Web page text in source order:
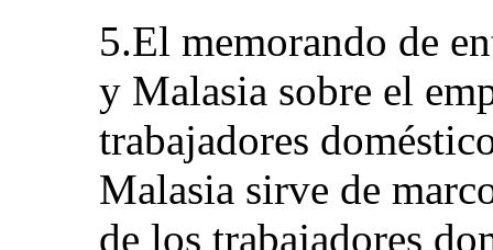
5.El memorando de
y Malasia sobre el
trabajadores
Malasia sirve de
de los trabajadores